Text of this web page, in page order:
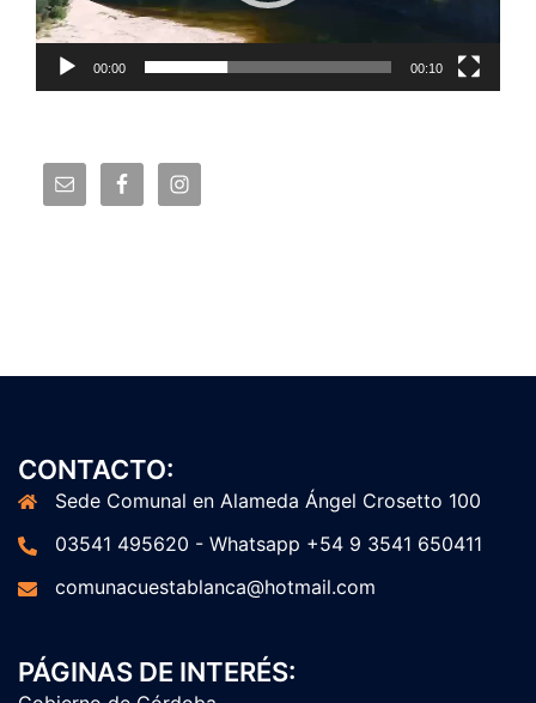
00:00 00:10
CONTACTO:
Sede Comunal en Alameda Ángel Crosetto 100
03541 495620 - Whatsapp +54 9 3541 650411
comunacuestablanca@hotmail.com
PÁGINAS DE INTERÉS: